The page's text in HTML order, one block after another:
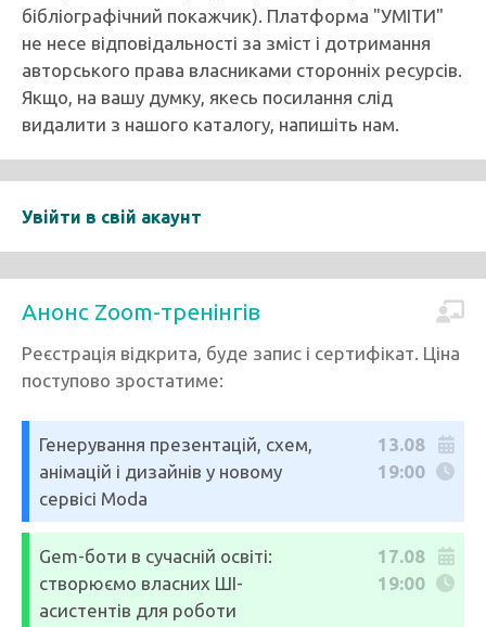
бібліографічний покажчик). Платформа "УМІТИ"
не несе відповідальності за зміст і дотримання
авторського права власниками сторонніх ресурсів.
Якщо, на вашу думку, якесь посилання слід
видалити з нашого каталогу, напишіть нам.
Увійти в свій акаунт
Анонс Zoom-тренінгів
Реєстрація відкрита, буде запис і сертифікат. Ціна
поступово зростатиме:
Генерування презентацій, схем,
анімацій і дизайнів у новому
сервісі Moda
13.08
19:00
Gem-боти в сучасній освіті:
створюємо власних ШІ-
асистентів для роботи
17.08
19:00